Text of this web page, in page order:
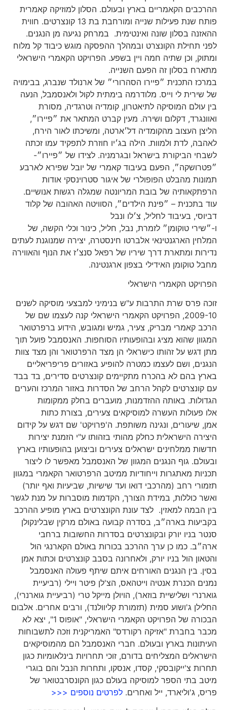
ההרכבים הקאמריים בארץ ובעולם. הסלון למוזיקה קאמרית
פותח שנת פעילות שנייה ומורחבת בת 13 קונצרטים. חווית
ההאזנה בסלון שונה ואינטימית. במרחק נגיעה מן הנגנים.
לפני תחילת הקונצרט ובמהלך ההפסקה מוגש כיבוד קל מלוח
ומתוק, וכן שתיה חמה ויין בשפע. הפרויקט הקאמרי הישראלי
מתארח בסלון זה הפעם השנייה.
במרכז התכנית ״פיירו הסהרורי״ של ארנולד שנברג, בבימויה
של שירית לי וייס. מלודרמה בימתית לקול ולאנסמבל, הנעה
בין עולם המוסיקה לתיאטרון, קומדיה וטרגדיה, מסורת
ואוונגרד, דקלום ושירה. מעין קברט המתאר את ״פיירו״,
הליצן העצוב מהקומדיה דל׳ארטה, ומשיכתו לאור הירח,
לאהבה, לדת ולמוות. הילה בג׳יו חוזרת לתפקיד עמו זכתה
לשבחי הביקורת בישראל ובגרמניה. לצידו של ״פיירו״-
״פטרושקה״, הפעם בעיבוד קאמרי של יובל שפירא לארבע
תמונות מהבלט הפופולרי של איגור סטרוינסקי אודות
הרפתקאותיה של בובת המריונטה שמגלה רגשות אנושיים.
עוד בתכנית – ״פינת הילדים״, הסוויטה האהובה של קלוד
דביוסי, בעיבוד לחליל, צ׳לו ונבל
ו-״שירי טוקומן״ לזמרת, נבל, חליל, כינור וכלי הקשה, של
המלחין הארגנטינאי אלברטו חינסטרה, יצירה שמנוגנת לעתים
נדירות ומתארת דרך שיריו של רפאל סנצ׳ז את הנוף והאווירה
מחבל טוקומן האידילי בצפון ארגנטינה. ​
הפרויקט הקאמרי הישראלי
זוכה פרס שרת התרבות ע"ש בנימיני למבצעי מוסיקה לשנים
2009-10, הפרויקט הקאמרי הישראלי קנה לעצמו שם של
הרכב קאמרי מבריק, צעיר, גמיש ומגובש, הידוע ברפרטואר
המגוון שהוא מציג ובהופעותיו הסוחפות. האנסמבל פועל תוך
מתן דגש על זהותו כישראלי הן מצד הרפרטואר והן מצד צוות
הנגנים, ושם לעצמו כמטרה להופיע באזורים פריפריאליים
בארץ בהם לא בהכרח מתקיימים קונצרטים סדירים, בד בבד
עם קונצרטים לקהל הרחב של הסדרות באזור המרכז והערים
הגדולות. באותה ההזדמנות, מועברים בחלק ממקומות
אלו פעולות העשרה למוסיקאים צעירים, בצורת כתות
אמן, שיעורים, ונגינה משותפת. ה'פרויקט' שם דגש על קידום
היצירה הישראלית כחלק מהותי בזהותו ע"י הזמנת יצירות
חדשות ממלחינים ישראלים צעירים וביצוען בהופעותיו בארץ
ובעולם. גוף הנגנים המגוון של האנסמבל מאפשר לו ליצור
תכניות מאתגרות וייחודיות ממיטב הרפרטואר הקאמרי במגוון
תזמורי רחב (מהרכבי דואו ועד שישיות, שביעיות ואף יותר)
ואשר כוללות, במידת הצורך, הקדמות מוסברות על מנת לגשר
בין הבמה למאזין. לצד עונת הקונצרטים בארץ מופיע ההרכב
בקביעות בארה״ב, בסדרה קבועה באולם מרקין שבלינקולן
סנטר בניו יורק ובקונצרטים בסדרות החשובות ברחבי
ארה״ב. כמו כן ערך ההרכב בכורות באולם הקארנגי הול
והטאון הול בניו יורק, ולאחרונה בסבב קונצרטים וכתות אמן
בסין. בין הנגנים האורחים איתם שיתף פעולה האנסמבל
נמנים הכנרת אנטיה וייטהאס, הצ'לן פיטר ויילי (רביעיית
גוארנרי ושלישיית בוזאר), הויולן מייקל טרי (רביעיית גוארנרי),
החלילן ג'ושוע סמית (תזמורת קליוולנד), ורבים אחרים. אלבום
הבכורה של הפרויקט הקאמרי הישראלי, "אופוס 1", יצא לא
מכבר בחברת "אזיקה רקורדס" האמריקנית וזכה לתשבוחות
העיתונות בארץ ובעולם. חברי האנסמבל הם מהמוסיקאים
הישראלים המצליחים בדורם, זוכי תחרויות בינלאומיות כגון
תחרות צ'ייקובסקי, קסדו, אנסקו, ותחרות הנבל והם בוגרי
מיטב בתי הספר למוסיקה בעולם כגון הקונסרבטואר של
פריס, ג'וליארד, ייל ואחרים.לפרטים נוספים <<<